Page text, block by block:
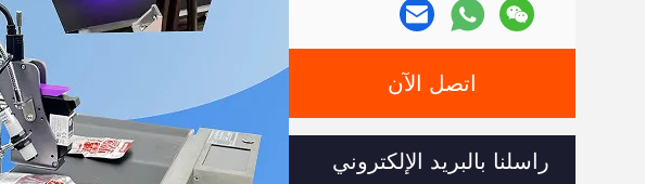
اتصل الآن
راسلنا بالبريد الإلكتروني